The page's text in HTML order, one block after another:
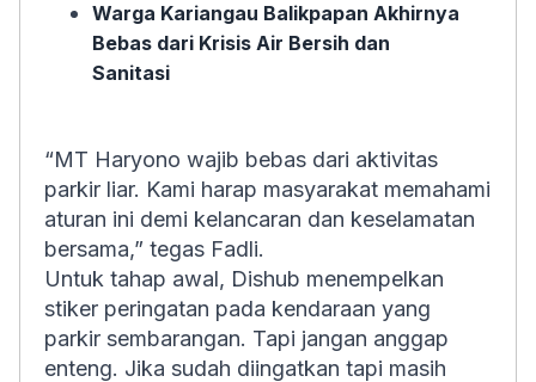
Warga Kariangau Balikpapan Akhirnya
Bebas dari Krisis Air Bersih dan
Sanitasi
“MT Haryono wajib bebas dari aktivitas
parkir liar. Kami harap masyarakat memahami
aturan ini demi kelancaran dan keselamatan
bersama,” tegas Fadli.
Untuk tahap awal, Dishub menempelkan
stiker peringatan pada kendaraan yang
parkir sembarangan. Tapi jangan anggap
enteng. Jika sudah diingatkan tapi masih